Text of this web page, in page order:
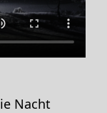
Nacht